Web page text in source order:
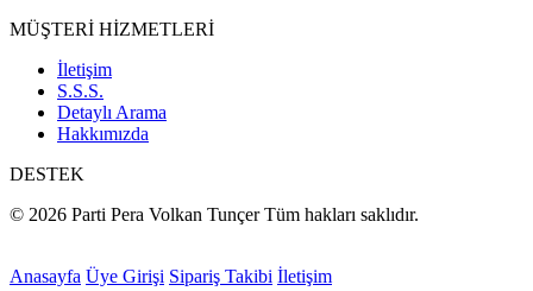
MÜŞTERİ HİZMETLERİ
İletişim
S.S.S.
Detaylı Arama
Hakkımızda
DESTEK
© 2026 Parti Pera Volkan Tunçer Tüm hakları saklıdır.
Anasayfa Üye Girişi Sipariş Takibi İletişim